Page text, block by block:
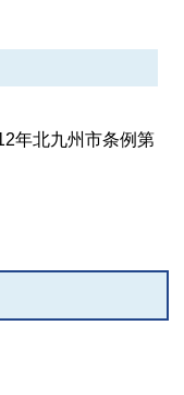
年北九州市条例第